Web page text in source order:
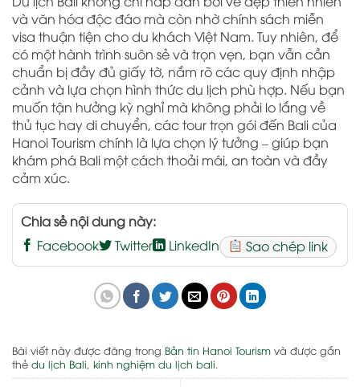
và văn hóa độc đáo mà còn nhờ chính sách miễn
visa thuận tiện cho du khách Việt Nam. Tuy nhiên, để
có một hành trình suôn sẻ và trọn vẹn, bạn vẫn cần
chuẩn bị đầy đủ giấy tờ, nắm rõ các quy định nhập
cảnh và lựa chọn hình thức du lịch phù hợp. Nếu bạn
muốn tận hưởng kỳ nghỉ mà không phải lo lắng về
thủ tục hay di chuyển, các tour trọn gói đến Bali của
Hanoi Tourism chính là lựa chọn lý tưởng – giúp bạn
khám phá Bali một cách thoải mái, an toàn và đầy
cảm xúc.
Chia sẻ nội dung này:
Facebook
Twitter LinkedIn Sao chép link
Bài viết này được đăng trong Bản tin Hanoi Tourism và được gắn
thẻ du lịch Bali, kinh nghiệm du lịch bali.